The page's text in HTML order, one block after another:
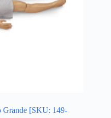
Grande [SKU: 149-